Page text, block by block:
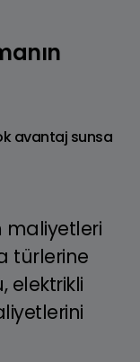
avantaj sunsa
maliyetleri
türlerine
elektrikli